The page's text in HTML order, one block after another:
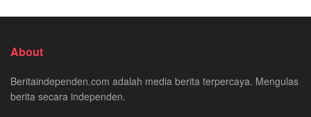
About
Beritaindependen.com adalah media berita terpercaya. Mengulas
berita secara independen.